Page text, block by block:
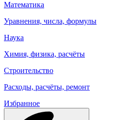
Математика
Уравнения, числа, формулы
Наука
Химия, физика, расчёты
Строительство
Расходы, расчёты, ремонт
Избранное